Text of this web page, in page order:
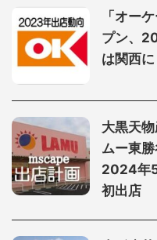
「オー
プン、
は関西
大黒天
ムー東
2024年
初出店